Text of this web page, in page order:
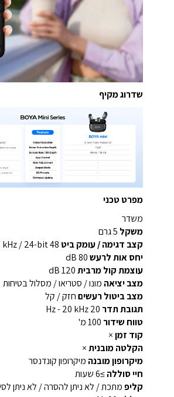
שדרוג מקיף
מפרט טכני
משדר
משקל
קצב דגימה / עומק ביט
יחס אות לרעש80 dB
עוצמת קול מרבית120 dB
מצב יציאה מונו / סטריאו / מסלול בטיחות
מצב ביטול רעשיםחזק / קל
תגובת תדר
טווח שידור
קוד זמן×
הקלטה מובנית×
מיקרופון מובנה מיקרופון קונדנסר
חיי סוללה≥6 שעות
קליפמתכת / לא ניתן להסרה / לא ניתן